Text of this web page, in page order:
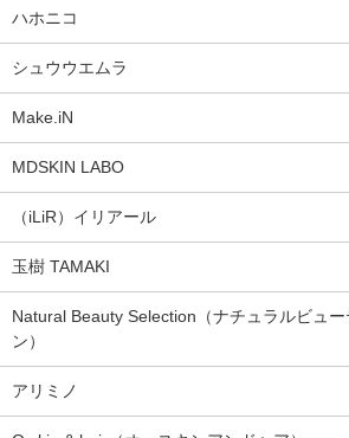
ハホニコ
シュウウエムラ
Make.iN
MDSKIN LABO
（iLiR）イリアール
玉樹 TAMAKI
Natural Beauty Selection（ナチュラルビュー
ン）
アリミノ